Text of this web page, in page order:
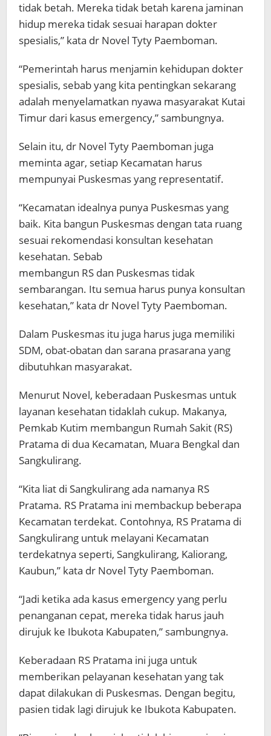
tidak betah. Mereka tidak betah karena jaminan
hidup mereka tidak sesuai harapan dokter
spesialis,” kata dr Novel Tyty Paemboman.
“Pemerintah harus menjamin kehidupan dokter
spesialis, sebab yang kita pentingkan sekarang
adalah menyelamatkan nyawa masyarakat Kutai
Timur dari kasus emergency,” sambungnya.
Selain itu, dr Novel Tyty Paemboman juga
meminta agar, setiap Kecamatan harus
mempunyai Puskesmas yang representatif.
“Kecamatan idealnya punya Puskesmas yang
baik. Kita bangun Puskesmas dengan tata ruang
sesuai rekomendasi konsultan kesehatan
kesehatan. Sebab
membangun RS dan Puskesmas tidak
sembarangan. Itu semua harus punya konsultan
kesehatan,” kata dr Novel Tyty Paemboman.
Dalam Puskesmas itu juga harus juga memiliki
SDM, obat-obatan dan sarana prasarana yang
dibutuhkan masyarakat.
Menurut Novel, keberadaan Puskesmas untuk
layanan kesehatan tidaklah cukup. Makanya,
Pemkab Kutim membangun Rumah Sakit (RS)
Pratama di dua Kecamatan, Muara Bengkal dan
Sangkulirang.
“Kita liat di Sangkulirang ada namanya RS
Pratama. RS Pratama ini membackup beberapa
Kecamatan terdekat. Contohnya, RS Pratama di
Sangkulirang untuk melayani Kecamatan
terdekatnya seperti, Sangkulirang, Kaliorang,
Kaubun,” kata dr Novel Tyty Paemboman.
“Jadi ketika ada kasus emergency yang perlu
penanganan cepat, mereka tidak harus jauh
dirujuk ke Ibukota Kabupaten,” sambungnya.
Keberadaan RS Pratama ini juga untuk
memberikan pelayanan kesehatan yang tak
dapat dilakukan di Puskesmas. Dengan begitu,
pasien tidak lagi dirujuk ke Ibukota Kabupaten.